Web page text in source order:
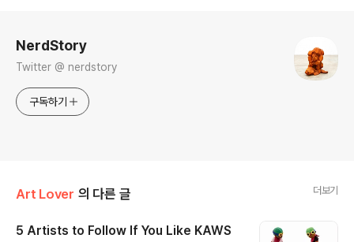
NerdStory
Twitter @ nerdstory
구독하기
Art Lover 의 다른 글 더보기
5 Artists to Follow If You Like KAWS